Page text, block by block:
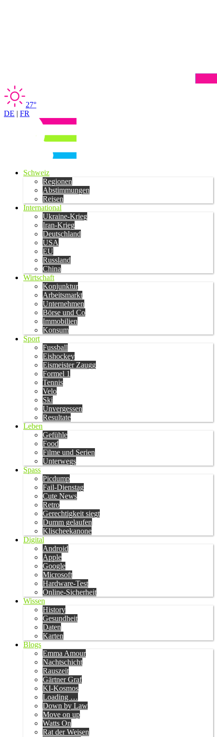
27°
DE | FR
Schweiz
Regionen
Abstimmungen
Reisen
International
Ukraine-Krieg
Iran-Krieg
Deutschland
USA
EU
Russland
China
Wirtschaft
Konjunktur
Arbeitsmarkt
Unternehmen
Börse und Co
Immobilien
Konsum
Sport
Fussball
Eishockey
Eismeister Zaugg
Formel 1
Tennis
Velo
Ski
Unvergessen
Resultate
Leben
Gefühle
Food
Filme und Serien
Unterwegs
Spass
Picdump
Fail-Dienstag
Cute News
Retro
Gerechtigkeit siegt
Dumm gelaufen
Klischeekanone
Digital
Android
Apple
Google
Microsoft
Hardware-Test
Online-Sicherheit
Wissen
History
Gesundheit
Daten
Karten
Blogs
Emma Amour
Nachtschicht
Rauszeit
Gärtner Graf
KI-Kosmos
Loading …
Down by Law
Move on up
Watts On
Rat der Weisen